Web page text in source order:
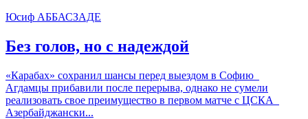
Юсиф АББАСЗАДЕ
Без голов, но с надеждой
«Карабах» сохранил шансы перед выездом в Софию
Агдамцы прибавили после перерыва, однако не сумели
реализовать свое преимущество в первом матче с ЦСКА
Азербайджански...